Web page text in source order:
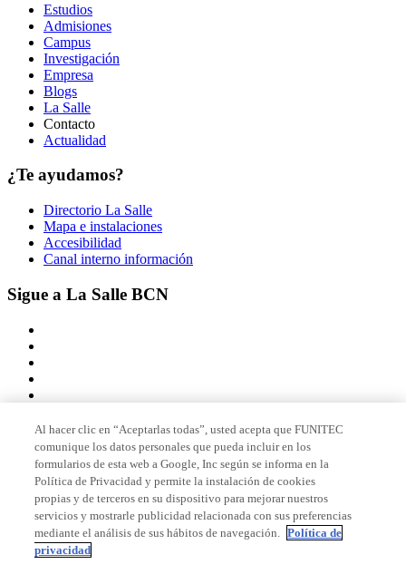
Estudios
Admisiones
Campus
Investigación
Empresa
Blogs
La Salle
Contacto
Actualidad
¿Te ayudamos?
Directorio La Salle
Mapa e instalaciones
Accesibilidad
Canal interno información
Sigue a La Salle BCN
Miembro de
Acreditaciones
Al hacer clic en “Aceptarlas todas”, usted acepta que FUNITEC
comunique los datos personales que pueda incluir en los
formularios de esta web a Google, Inc según se informa en la
Política de Privacidad y permite la instalación de cookies
propias y de terceros en su dispositivo para mejorar nuestros
servicios y mostrarle publicidad relacionada con sus preferencias
mediante el análisis de sus hábitos de navegación. Política de
privacidad